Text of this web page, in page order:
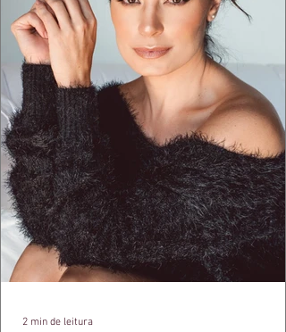
2 min de leitura